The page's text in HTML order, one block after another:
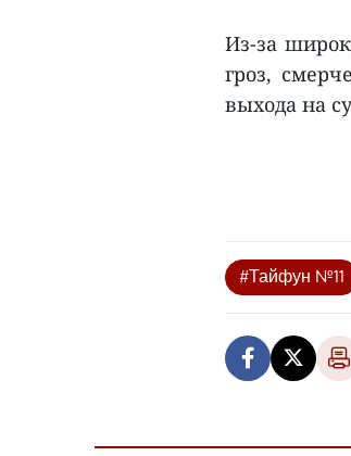
Из-за
гроз,
выхода на
#Тайфун №11